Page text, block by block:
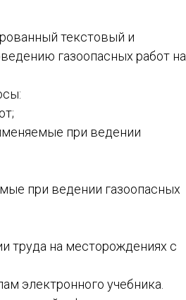
текстовый и
газоопасных работ на
при ведении
при ведении газоопасных
труда на месторождениях с
электронного учебника.